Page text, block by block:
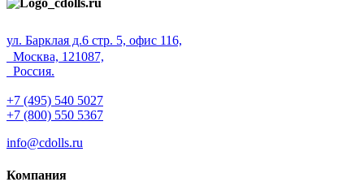
ул. Барклая д.6 стр. 5, офис 116,
Москва, 121087,
Россия.
+7 (495) 540 5027
+7 (800) 550 5367
info@cdolls.ru
Компания